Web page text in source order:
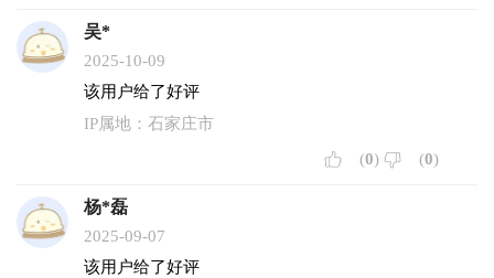
吴*
2025-10-09
该用户给了好评
IP属地：石家庄市
(0) (0)
杨*磊
2025-09-07
该用户给了好评